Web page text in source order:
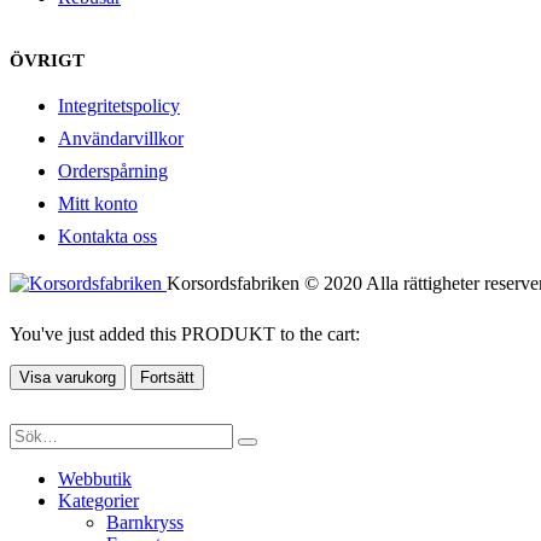
ÖVRIGT
Integritetspolicy
Användarvillkor
Orderspårning
Mitt konto
Kontakta oss
Korsordsfabriken © 2020 Alla rättigheter
You've just added this PRODUKT to the cart:
Visa varukorg Fortsätt
Webbutik
Kategorier
Barnkryss